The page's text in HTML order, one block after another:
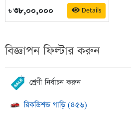
বিজ্ঞাপন ফিল্টার করুন
শ্রেণী নির্বাচন করুন
রিকন্ডিশন্ড গাড়ি (৪৫৬)
৳ ৩৮,০০,০০০ Details